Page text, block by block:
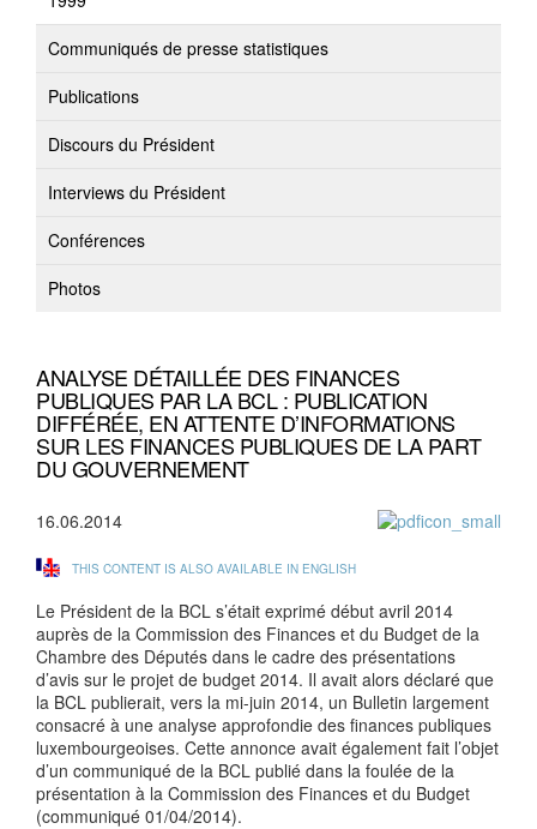
Communiqués de presse statistiques
Publications
Discours du Président
Interviews du Président
Conférences
Photos
ANALYSE DÉTAILLÉE DES FINANCES
PUBLIQUES PAR LA BCL : PUBLICATION
DIFFÉRÉE, EN ATTENTE D’INFORMATIONS
SUR LES FINANCES PUBLIQUES DE LA PART
DU GOUVERNEMENT
16.06.2014
THIS CONTENT IS ALSO AVAILABLE IN ENGLISH
Le Président de la BCL s’était exprimé début avril 2014
auprès de la Commission des Finances et du Budget de la
Chambre des Députés dans le cadre des présentations
d’avis sur le projet de budget 2014. Il avait alors déclaré que
la BCL publierait, vers la mi-juin 2014, un Bulletin largement
consacré à une analyse approfondie des finances publiques
luxembourgeoises. Cette annonce avait également fait l’objet
d’un communiqué de la BCL publié dans la foulée de la
présentation à la Commission des Finances et du Budget
(communiqué 01/04/2014).